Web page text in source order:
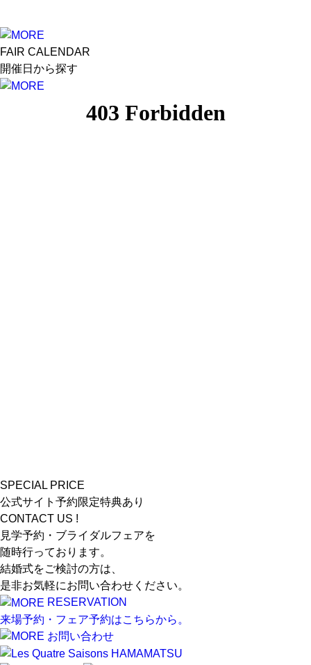
FAIR CALENDAR
開催日から探す
SPECIAL PRICE
公式サイト予約限定特典あり
CONTACT US !
見学予約・ブライダルフェアを
随時行っております。
結婚式をご検討の方は、
是非お気軽にお問い合わせください。
RESERVATION
来場予約・フェア予約はこちらから。
お問い合わせ